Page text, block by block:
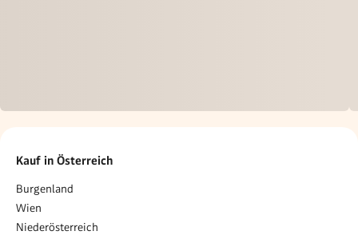
Kauf in Österreich
Burgenland
Wien
Niederösterreich